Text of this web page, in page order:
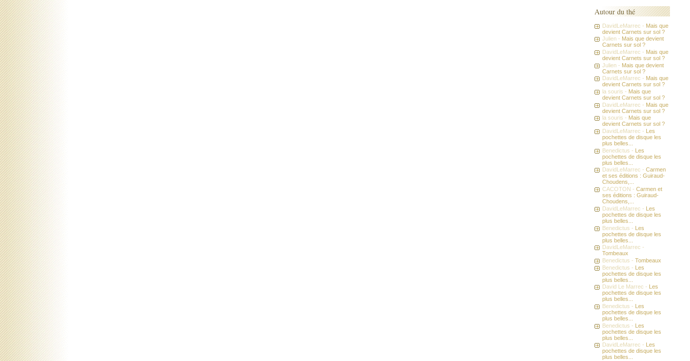
Autour du thé
DavidLeMarrec - Mais que
devient Carnets sur sol ?
Julien - Mais que devient
Carnets sur sol ?
DavidLeMarrec - Mais que
devient Carnets sur sol ?
Julien - Mais que devient
Carnets sur sol ?
DavidLeMarrec - Mais que
devient Carnets sur sol ?
la souris - Mais que
devient Carnets sur sol ?
DavidLeMarrec - Mais que
devient Carnets sur sol ?
la souris - Mais que
devient Carnets sur sol ?
DavidLeMarrec - Les
pochettes de disque les
plus belles...
Benedictus - Les
pochettes de disque les
plus belles...
DavidLeMarrec -Carmen
et ses éditions : Guiraud-
Choudens,...
CACOTON -Carmen et
ses éditions : Guiraud-
Choudens,...
DavidLeMarrec - Les
pochettes de disque les
plus belles...
Benedictus - Les
pochettes de disque les
plus belles...
DavidLeMarrec -
Tombeaux
Benedictus -Tombeaux
Benedictus - Les
pochettes de disque les
plus belles...
David Le Marrec -
Les
pochettes de disque les
plus belles...
Benedictus - Les
pochettes de disque les
plus belles...
Benedictus - Les
pochettes de disque les
plus belles...
DavidLeMarrec -
Les
pochettes de disque les
plus belles...